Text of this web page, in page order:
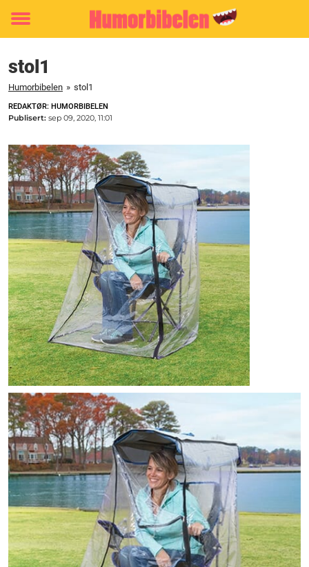
Toggle
stol1
Humorbibelen » stol1
REDAKTØR: HUMORBIBELEN
Publisert: sep 09, 2020, 11:01